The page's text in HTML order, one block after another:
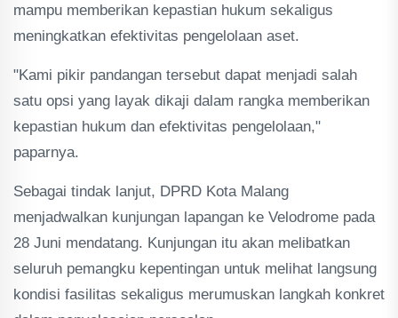
mampu memberikan kepastian hukum sekaligus
meningkatkan efektivitas pengelolaan aset.
"Kami pikir pandangan tersebut dapat menjadi salah
satu opsi yang layak dikaji dalam rangka memberikan
kepastian hukum dan efektivitas pengelolaan,"
paparnya.
Sebagai tindak lanjut, DPRD Kota Malang
menjadwalkan kunjungan lapangan ke Velodrome pada
28 Juni mendatang. Kunjungan itu akan melibatkan
seluruh pemangku kepentingan untuk melihat langsung
kondisi fasilitas sekaligus merumuskan langkah konkret